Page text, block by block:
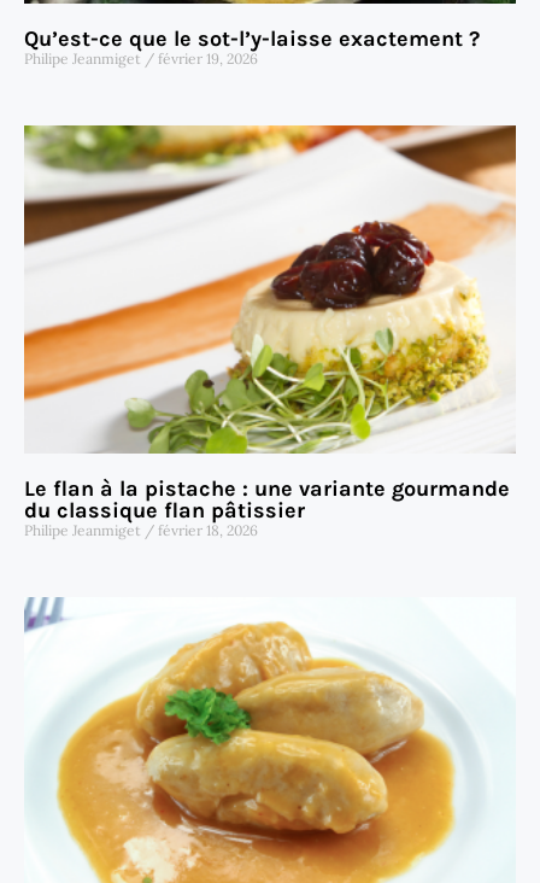
Qu’est-ce que le sot-l’y-laisse exactement ?
Philipe Jeanmiget février 19, 2026
Le flan à la pistache : une variante gourmande
du classique flan pâtissier
Philipe Jeanmiget février 18, 2026